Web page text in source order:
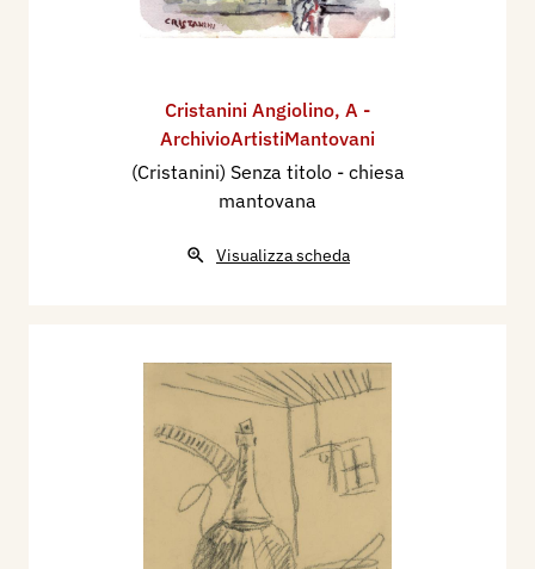
Cristanini Angiolino, A -
ArchivioArtistiMantovani
(Cristanini) Senza titolo - chiesa
mantovana
Visualizza scheda